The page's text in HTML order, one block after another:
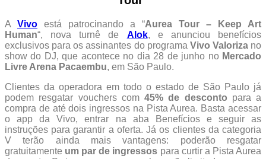
A Vivo está patrocinando a “Aurea Tour – Keep Art
Human“, nova turnê de Alok, e anunciou benefícios
exclusivos para os assinantes do programa Vivo Valorizano
show do DJ, que acontece no dia 28 de junho no Mercado
Livre Arena Pacaembu, em São Paulo.
Clientes da operadora em todo o estado de São Paulo já
podem resgatar vouchers com 45% de desconto para a
compra de até dois ingressos na Pista Aurea. Basta acessar
o app da Vivo, entrar na aba Benefícios e seguir as
instruções para garantir a oferta. Já os clientes da categoria
V terão ainda mais vantagens: poderão resgatar
gratuitamente um par de ingressos para curtir a Pista Aurea